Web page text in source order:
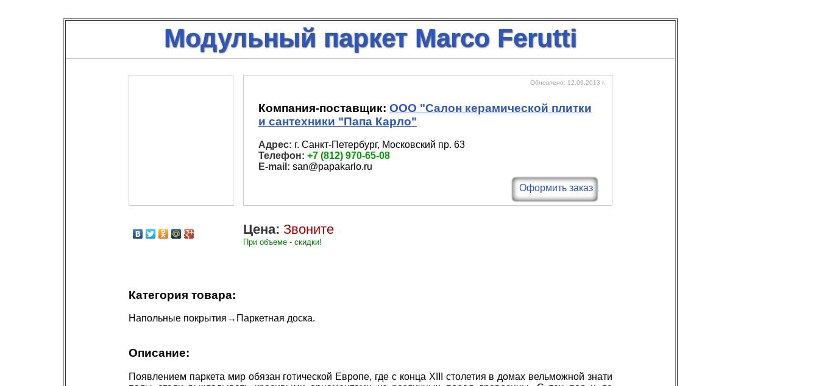
Модульный паркет Marco Ferutti
Обновлено: 12.09.2013 г.
Компания-поставщик: ООО "Салон керамической плитки
и сантехники "Папа Карло"
Адрес: г. Санкт-Петербург, Московский пр. 63
Телефон: +7 (812) 970-65-08
E-mail: san@papakarlo.ru
Оформить заказ
Цена: Звоните
При объеме - скидки!
Категория товара:
Напольные покрытия → Паркетная доска.
Описание:
Появлением паркета мир обязан готической Европе, где с конца XIII столетия в домах вельможной знати